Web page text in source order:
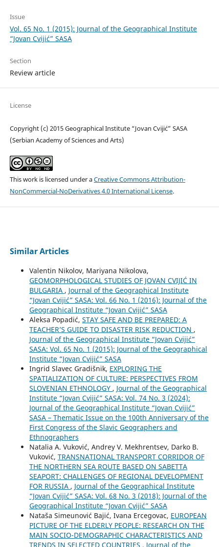
Issue
Vol. 65 No. 1 (2015): Journal of the Geographical Institute
“Jovan Cvijić” SASA
Section
Review article
License
Copyright (c) 2015 Geographical Institute “Jovan Cvijić” SASA
(Serbian Academy of Sciences and Arts)
This work is licensed under aCreative Commons Attribution-
NonCommercial-NoDerivatives 4.0 International License.
Similar Articles
Valentin Nikolov, Mariyana Nikolova,
GEOMORPHOLOGICAL STUDIES OF JOVAN CVIJIĆ IN
BULGARIA , Journal of the Geographical Institute
“Jovan Cvijić” SASA: Vol. 66 No. 1 (2016): Journal of the
Geographical Institute “Jovan Cvijić” SASA
Aleksa Popadić, STAY SAFE AND BE PREPARED: A
TEACHER’S GUIDE TO DISASTER RISK REDUCTION ,
Journal of the Geographical Institute “Jovan Cvijić”
SASA: Vol. 65 No. 1 (2015): Journal of the Geographical
Institute “Jovan Cvijić” SASA
Ingrid Slavec Gradišnik, EXPLORING THE
SPATIALIZATION OF CULTURE: PERSPECTIVES FROM
SLOVENIAN ETHNOLOGY , Journal of the Geographical
Institute “Jovan Cvijić” SASA: Vol. 74 No. 3 (2024):
Journal of the Geographical Institute “Jovan Cvijić”
SASA – Thematic Issue on the 100th Anniversary of the
First Congress of the Slavic Geographers and
Ethnographers
Natalia A. Vuković, Andrey V. Mekhrentsev, Darko B.
Vuković, TRANSNATIONAL TRANSPORT CORRIDOR OF
THE NORTHERN SEA ROUTE BASED ON SABETTA
SEAPORT: CHALLENGES OF REGIONAL DEVELOPMENT
FOR RUSSIA , Journal of the Geographical Institute
“Jovan Cvijić” SASA: Vol. 68 No. 3 (2018): Journal of the
Geographical Institute “Jovan Cvijić” SASA
Nataša Simeunović Bajić, Ivana Ercegovac, EUROPEAN
PICTURE OF THE ELDERLY PEOPLE: RESEARCH ON THE
MAIN SOCIO-DEMOGRAPHIC CHARACTERISTICS AND
TRENDS IN SELECTED COUNTRIES , Journal of the